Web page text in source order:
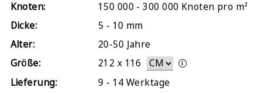
Knoten:
150 000 - 300 000 Knoten pro m²
Dicke:
5 - 10 mm
Alter:
20-50 Jahre
Größe:
212 x 116
Lieferung:
9 - 14 Werktage